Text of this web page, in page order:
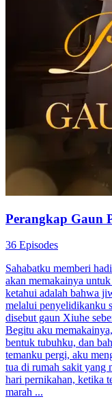
Perangkap Gaun
36 Episodes
Sahabatku memberi
akan memakainya
ketahui adalah bahwa
melalui penyelidikanku
disebut gaun Xiuhe
Begitu aku
bentuk tubuhku, dan
temanku pergi, aku
tua di rumah sakit yang
hari pernikahan, ketika
marah ...